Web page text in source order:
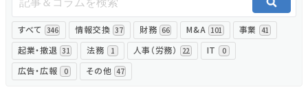
新規会員登録
すべて 346 情報交換 37 財務 66 M&A 101 事業 41
起業・撤退 31 法務 1 人事（労務） 22 IT 0
広告・広報 0 その他 47